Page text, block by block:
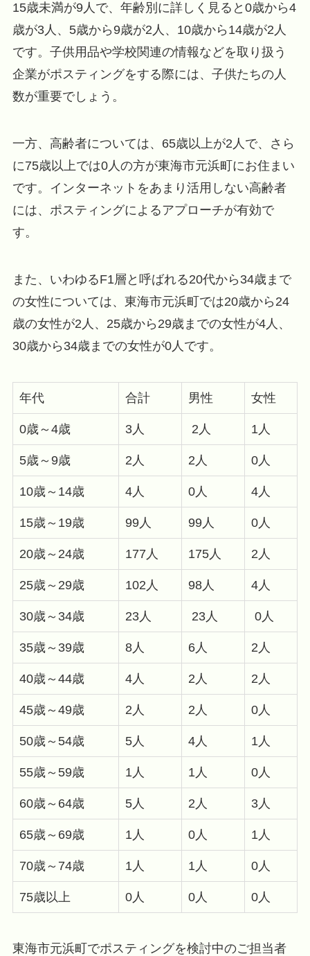
15歳未満が9人で、年齢別に詳しく見ると0歳から4
歳が3人、5歳から9歳が2人、10歳から14歳が2人
です。子供用品や学校関連の情報などを取り扱う
企業がポスティングをする際には、子供たちの人
数が重要でしょう。
一方、高齢者については、65歳以上が2人で、さら
に75歳以上では0人の方が東海市元浜町にお住まい
です。インターネットをあまり活用しない高齢者
には、ポスティングによるアプローチが有効で
す。
また、いわゆるF1層と呼ばれる20代から34歳まで
の女性については、東海市元浜町では20歳から24
歳の女性が2人、25歳から29歳までの女性が4人、
30歳から34歳までの女性が0人です。
年代 合計 男性 女性
0歳～4歳 3人 2人 1人
5歳～9歳 2人 2人 0人
10歳～14歳 4人 0人 4人
15歳～19歳 99人 99人 0人
20歳～24歳 177人 175人 2人
25歳～29歳 102人 98人 4人
30歳～34歳 23人 23人 0人
35歳～39歳 8人 6人 2人
40歳～44歳 4人 2人 2人
45歳～49歳 2人 2人 0人
50歳～54歳 5人 4人 1人
55歳～59歳 1人 1人 0人
60歳～64歳 5人 2人 3人
65歳～69歳 1人 0人 1人
70歳～74歳 1人 1人 0人
75歳以上 0人 0人 0人
東海市元浜町でポスティングを検討中のご担当者